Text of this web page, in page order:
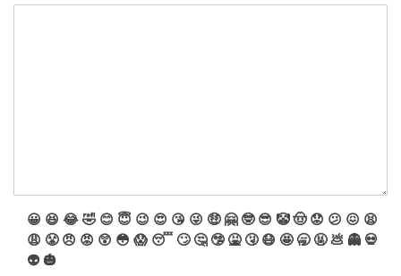
😀 😆 😂🤣 😊 😇 😉 😍 😘 😜 🤑 🤗 🤓 😎 🤡🤠 😟 😕 😖 😫
😩 😤 😠 😡 😲 😳 😱 😴 🙄 🤔 🤥 🤮 🤧 😷 🤩 🥱 🤬 💩 👻 💀
👽 🎃